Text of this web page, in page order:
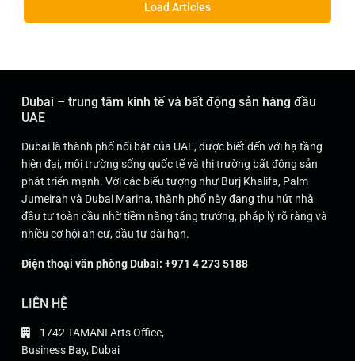
Load Articles
Dubai – trung tâm kinh tế và bất động sản hàng đầu
UAE
Dubai là thành phố nổi bật của UAE, được biết đến với hạ tầng
hiện đại, môi trường sống quốc tế và thị trường bất động sản
phát triển mạnh. Với các biểu tượng như Burj Khalifa, Palm
Jumeirah và Dubai Marina, thành phố này đang thu hút nhà
đầu tư toàn cầu nhờ tiềm năng tăng trưởng, pháp lý rõ ràng và
nhiều cơ hội an cư, đầu tư dài hạn.
Điện thoại văn phòng Dubai: +971 4 273 5188
LIÊN HỆ
1742 TAMANI Arts Office,
Business Bay, Dubai